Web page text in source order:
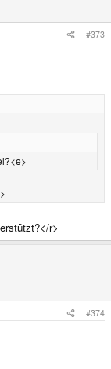
#373
r>
#374